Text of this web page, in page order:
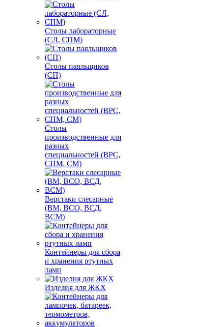
Столы лабораторные
(СЛ, СПМ)
Столы паяльщиков
(СП)
Столы
производственные для
разных
специальностей (ВРС,
СПМ, СМ)
Верстаки слесарные
(ВМ, ВСО, ВСД,
ВСМ)
Контейнеры для сбора
и хранения ртутных
ламп
Изделия для ЖКХ